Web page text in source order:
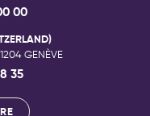
00
GENÈVE
35